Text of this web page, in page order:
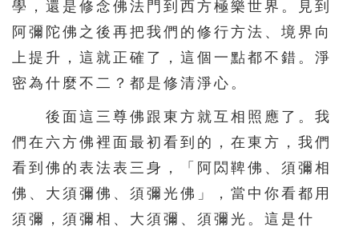
學，還是修念佛法門到西方極樂世界。見到
阿彌陀佛之後再把我們的修行方法、境界向
上提升，這就正確了，這個一點都不錯。淨
密為什麼不二？都是修清淨心。
後面這三尊佛跟東方就互相照應了。我
們在六方佛裡面最初看到的，在東方，我們
看到佛的表法表三身，「阿閦鞞佛、須彌相
佛、大須彌佛、須彌光佛」，當中你看都用
須彌，須彌相、大須彌、須彌光。這是什